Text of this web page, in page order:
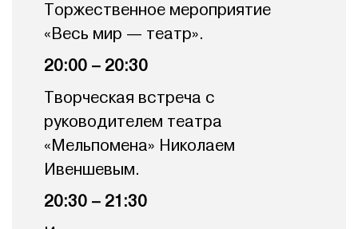
Торжественное мероприятие
«Весь мир — театр».
20:00 – 20:30
Творческая встреча с
руководителем театра
«Мельпомена» Николаем
Ивеншевым.
20:30 – 21:30